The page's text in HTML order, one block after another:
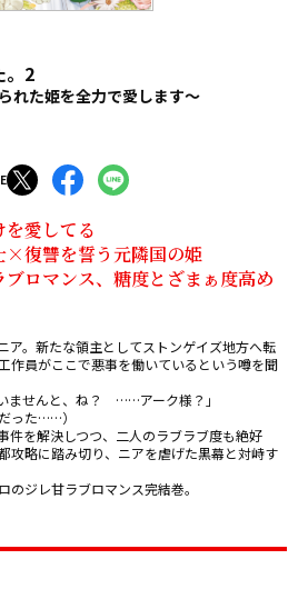
。2
れた姫を全力で愛します～
愛してる
×復讐を誓う元隣国の姫
ロマンス、糖度とざまぁ度高め
ア。新たな領主としてストンゲイズ地方へ転
作員がここで悪事を働いているという噂を聞
ませんと、ね？　……アーク様？」
った……）
件を解決しつつ、二人のラブラブ度も絶好
攻略に踏み切り、ニアを虐げた黒幕と対峙す
ジレ甘ラブロマンス完結巻。